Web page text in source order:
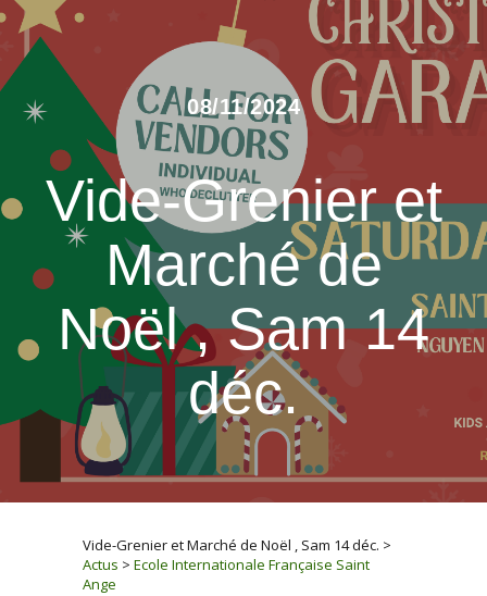
08/11/2024
Vide-Grenier et
Marché de
Noël , Sam 14
déc.
Vide-Grenier et Marché de Noël , Sam 14 déc. >
Actus >Ecole Internationale Française Saint
Ange